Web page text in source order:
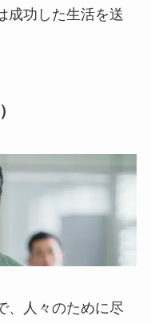
成功した生活を送
、人々のために尽